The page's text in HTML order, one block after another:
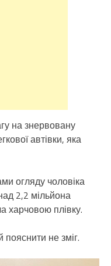
на знервовану
автівки, яка
огляду чоловіка
2,2 мільйона
харчовою плівку.
не зміг.